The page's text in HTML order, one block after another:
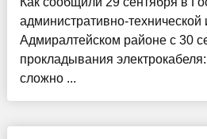
административно-
Адмиралтейском районе с 30
прокладывания
сложно ...